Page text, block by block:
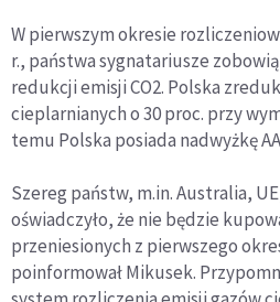
W pierwszym okresie
r., państwa sygnatariusze
redukcji emisji CO2. Polska
cieplarnianych o 30 proc. przy
temu Polska posiada nadwyżkę
Szereg państw, m.in. Australia,
oświadczyło, że nie będzie
przeniesionych z pierwszego
poinformował Mikusek.